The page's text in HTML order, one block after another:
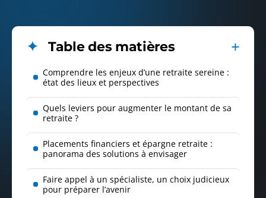
Table des matières
Comprendre les enjeux d’une retraite sereine :
état des lieux et perspectives
Quels leviers pour augmenter le montant de sa
retraite ?
Placements financiers et épargne retraite :
panorama des solutions à envisager
Faire appel à un spécialiste, un choix judicieux
pour préparer l’avenir